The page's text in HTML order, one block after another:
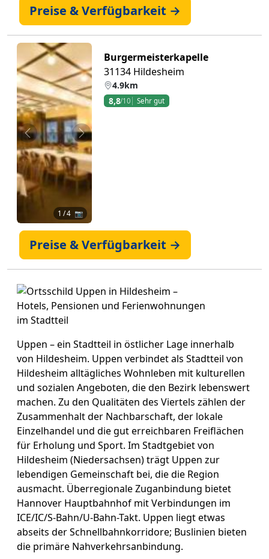
Preise & Verfügbarkeit →
Zurück Weiter
1 / 4 📷
Burgermeisterkapelle
31134 Hildesheim
4.9km
8,8/10 Sehr gut
Preise & Verfügbarkeit →
Uppen – ein Stadtteil in östlicher Lage innerhalb
von Hildesheim. Uppen verbindet als Stadtteil von
Hildesheim alltägliches Wohnleben mit kulturellen
und sozialen Angeboten, die den Bezirk lebenswert
machen. Zu den Qualitäten des Viertels zählen der
Zusammenhalt der Nachbarschaft, der lokale
Einzelhandel und die gut erreichbaren Freiflächen
für Erholung und Sport. Im Stadtgebiet von
Hildesheim (Niedersachsen) trägt Uppen zur
lebendigen Gemeinschaft bei, die die Region
ausmacht. Überregionale Zuganbindung bietet
Hannover Hauptbahnhof mit Verbindungen im
ICE/IC/S-Bahn/U-Bahn-Takt. Uppen liegt etwas
abseits der Schnellbahnkorridore; Buslinien bieten
die primäre Nahverkehrsanbindung.